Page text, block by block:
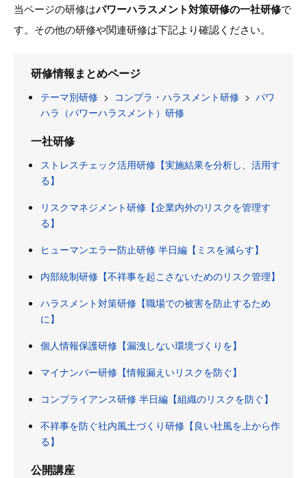
当ページの研修はパワーハラスメント対策研修の一社研修で
す。その他の研修や関連研修は下記より確認ください。
研修情報まとめページ
テーマ別研修 > コンプラ・ハラスメント研修 > パワ
ハラ（パワーハラスメント）研修
一社研修
ストレスチェック活用研修【実施結果を分析し、活用す
る】
リスクマネジメント研修【企業内外のリスクを管理す
る】
ヒューマンエラー防止研修 半日編【ミスを減らす】
内部統制研修【不祥事を起こさないためのリスク管理】
ハラスメント対策研修【職場での被害を防止するため
に】
個人情報保護研修【漏洩しない環境づくりを】
マイナンバー研修【情報漏えいリスクを防ぐ】
コンプライアンス研修 半日編【組織のリスクを防ぐ】
不祥事を防ぐ社内風土づくり研修【良い社風を上から作
る】
公開講座